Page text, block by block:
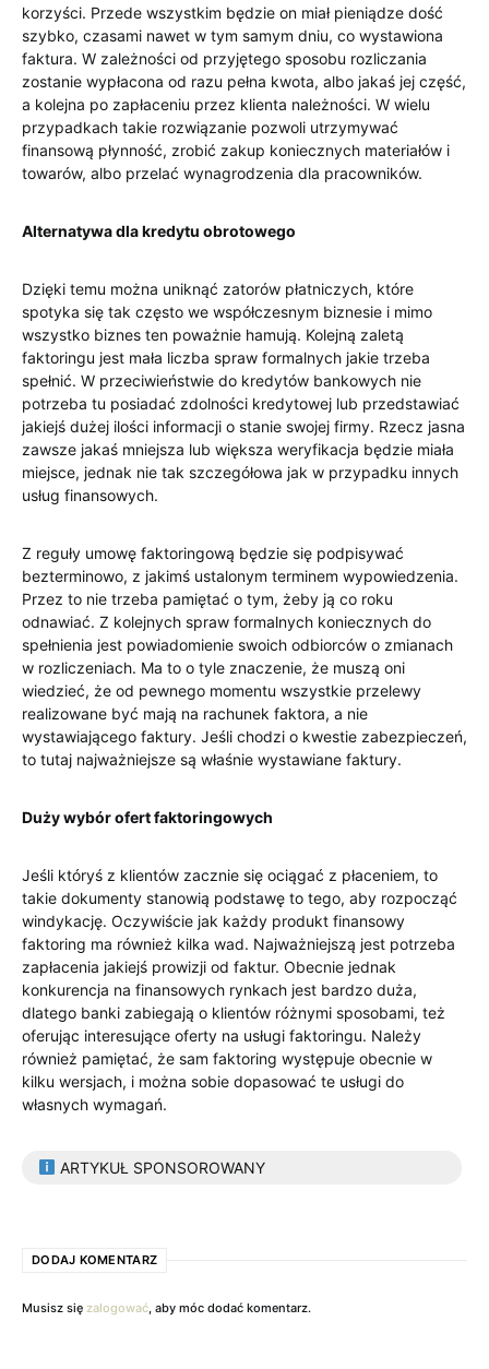
korzyści. Przede wszystkim będzie on miał pieniądze dość
szybko, czasami nawet w tym samym dniu, co wystawiona
faktura. W zależności od przyjętego sposobu rozliczania
zostanie wypłacona od razu pełna kwota, albo jakaś jej część,
a kolejna po zapłaceniu przez klienta należności. W wielu
przypadkach takie rozwiązanie pozwoli utrzymywać
finansową płynność, zrobić zakup koniecznych materiałów i
towarów, albo przelać wynagrodzenia dla pracowników.
Alternatywa dla kredytu obrotowego
Dzięki temu można uniknąć zatorów płatniczych, które
spotyka się tak często we współczesnym biznesie i mimo
wszystko biznes ten poważnie hamują. Kolejną zaletą
faktoringu jest mała liczba spraw formalnych jakie trzeba
spełnić. W przeciwieństwie do kredytów bankowych nie
potrzeba tu posiadać zdolności kredytowej lub przedstawiać
jakiejś dużej ilości informacji o stanie swojej firmy. Rzecz jasna
zawsze jakaś mniejsza lub większa weryfikacja będzie miała
miejsce, jednak nie tak szczegółowa jak w przypadku innych
usług finansowych.
Z reguły umowę faktoringową będzie się podpisywać
bezterminowo, z jakimś ustalonym terminem wypowiedzenia.
Przez to nie trzeba pamiętać o tym, żeby ją co roku
odnawiać. Z kolejnych spraw formalnych koniecznych do
spełnienia jest powiadomienie swoich odbiorców o zmianach
w rozliczeniach. Ma to o tyle znaczenie, że muszą oni
wiedzieć, że od pewnego momentu wszystkie przelewy
realizowane być mają na rachunek faktora, a nie
wystawiającego faktury. Jeśli chodzi o kwestie zabezpieczeń,
to tutaj najważniejsze są właśnie wystawiane faktury.
Duży wybór ofert faktoringowych
Jeśli któryś z klientów zacznie się ociągać z płaceniem, to
takie dokumenty stanowią podstawę to tego, aby rozpocząć
windykację. Oczywiście jak każdy produkt finansowy
faktoring ma również kilka wad. Najważniejszą jest potrzeba
zapłacenia jakiejś prowizji od faktur. Obecnie jednak
konkurencja na finansowych rynkach jest bardzo duża,
dlatego banki zabiegają o klientów różnymi sposobami, też
oferując interesujące oferty na usługi faktoringu. Należy
również pamiętać, że sam faktoring występuje obecnie w
kilku wersjach, i można sobie dopasować te usługi do
własnych wymagań.
ARTYKUŁ SPONSOROWANY
DODAJ KOMENTARZ
Musisz się zalogować, aby móc dodać komentarz.